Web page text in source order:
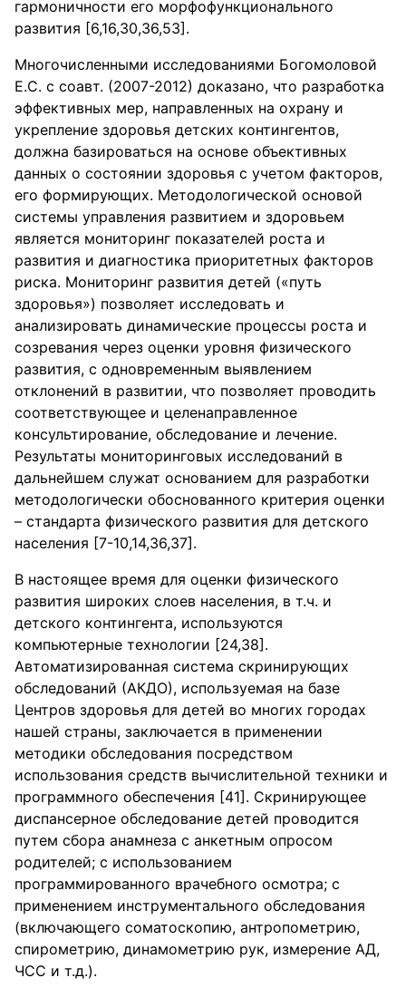
гармоничности его морфофункционального
развития [6,16,30,36,53].
Многочисленными исследованиями Богомоловой
Е.С. с соавт. (2007-2012) доказано, что разработка
эффективных мер, направленных на охрану и
укрепление здоровья детских контингентов,
должна базироваться на основе объективных
данных о состоянии здоровья с учетом факторов,
его формирующих. Методологической основой
системы управления развитием и здоровьем
является мониторинг показателей роста и
развития и диагностика приоритетных факторов
риска. Мониторинг развития детей («путь
здоровья») позволяет исследовать и
анализировать динамические процессы роста и
созревания через оценки уровня физического
развития, с одновременным выявлением
отклонений в развитии, что позволяет проводить
соответствующее и целенаправленное
консультирование, обследование и лечение.
Результаты мониторинговых исследований в
дальнейшем служат основанием для разработки
методологически обоснованного критерия оценки
– стандарта физического развития для детского
населения [7-10,14,36,37].
В настоящее время для оценки физического
развития широких слоев населения, в т.ч. и
детского контингента, используются
компьютерные технологии [24,38].
Автоматизированная система скринирующих
обследований (АКДО), используемая на базе
Центров здоровья для детей во многих городах
нашей страны, заключается в применении
методики обследования посредством
использования средств вычислительной техники и
программного обеспечения [41]. Скринирующее
диспансерное обследование детей проводится
путем сбора анамнеза с анкетным опросом
родителей; с использованием
программированного врачебного осмотра; с
применением инструментального обследования
(включающего соматоскопию, антропометрию,
спирометрию, динамометрию рук, измерение АД,
ЧСС и т.д.).